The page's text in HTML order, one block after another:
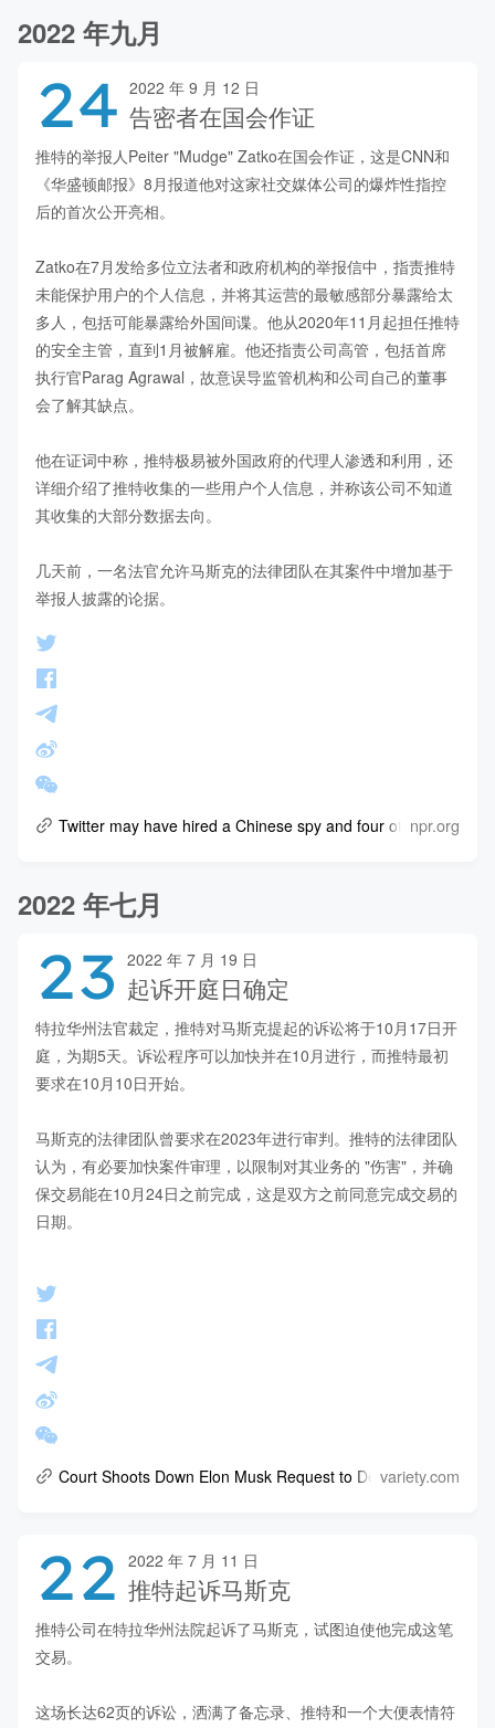
2022 年九月
24 2022 年 9 月 12 日
告密者在国会作证
推特的举报人Peiter "Mudge" Zatko在国会作证，这是CNN和
《华盛顿邮报》8月报道他对这家社交媒体公司的爆炸性指控
后的首次公开亮相。
Zatko在7月发给多位立法者和政府机构的举报信中，指责推特
未能保护用户的个人信息，并将其运营的最敏感部分暴露给太
多人，包括可能暴露给外国间谍。他从2020年11月起担任推特
的安全主管，直到1月被解雇。他还指责公司高管，包括首席
执行官Parag Agrawal，故意误导监管机构和公司自己的董事
会了解其缺点。
他在证词中称，推特极易被外国政府的代理人渗透和利用，还
详细介绍了推特收集的一些用户个人信息，并称该公司不知道
其收集的大部分数据去向。
几天前，一名法官允许马斯克的法律团队在其案件中增加基于
举报人披露的论据。
Twitter may have hired a Chinese spy and four othernpr.org
2022 年七月
23 2022 年 7 月 19 日
起诉开庭日确定
特拉华州法官裁定，推特对马斯克提起的诉讼将于10月17日开
庭，为期5天。诉讼程序可以加快并在10月进行，而推特最初
要求在10月10日开始。
马斯克的法律团队曾要求在2023年进行审判。推特的法律团队
认为，有必要加快案件审理，以限制对其业务的 "伤害"，并确
保交易能在10月24日之前完成，这是双方之前同意完成交易的
日期。
Court Shoots Down Elon Musk Request to Delay Twitter's
variety.com
22 2022 年 7 月 11 日
推特起诉马斯克
推特公司在特拉华州法院起诉了马斯克，试图迫使他完成这笔
交易。
这场长达62页的诉讼，洒满了备忘录、推特和一个大便表情符